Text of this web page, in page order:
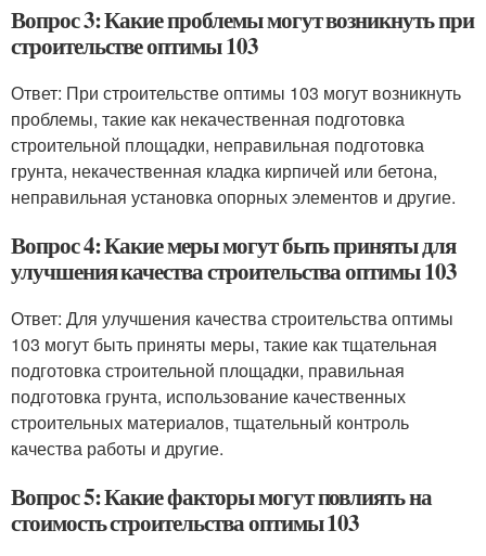
Вопрос 3: Какие проблемы могут возникнуть при
строительстве оптимы 103
Ответ: При строительстве оптимы 103 могут возникнуть
проблемы, такие как некачественная подготовка
строительной площадки, неправильная подготовка
грунта, некачественная кладка кирпичей или бетона,
неправильная установка опорных элементов и другие.
Вопрос 4: Какие меры могут быть приняты для
улучшения качества строительства оптимы 103
Ответ: Для улучшения качества строительства оптимы
103 могут быть приняты меры, такие как тщательная
подготовка строительной площадки, правильная
подготовка грунта, использование качественных
строительных материалов, тщательный контроль
качества работы и другие.
Вопрос 5: Какие факторы могут повлиять на
стоимость строительства оптимы 103